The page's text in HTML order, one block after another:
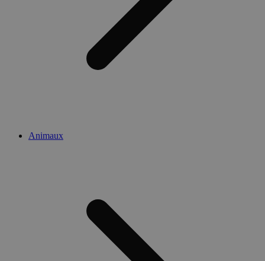
Animaux